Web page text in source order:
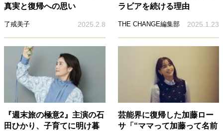
真実と復帰への思い
了戒美子 2025.2.8
ラビアを続ける理由
THE CHANGE編集部 2025.1.23
『週末旅の極意2』主演の石
田ひかり、子育てに明け暮
芸能界に復帰した加藤ロー
サ「“ママって加藤って名前